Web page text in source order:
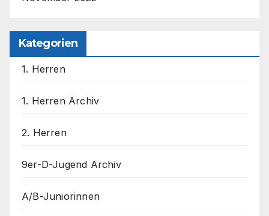
Kategorien
1. Herren
1. Herren Archiv
2. Herren
9er-D-Jugend Archiv
A/B-Juniorinnen